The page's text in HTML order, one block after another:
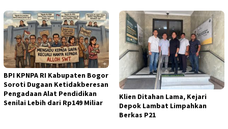
BPI KPNPA RI Kabupaten Bogor
Soroti Dugaan Ketidakberesan
Pengadaan Alat Pendidikan
Senilai Lebih dari Rp149 Miliar
Klien Ditahan Lama, Kejari
Depok Lambat Limpahkan
Berkas P21